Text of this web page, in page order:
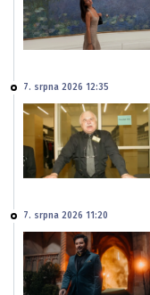
7. srpna 2026 12:35
7. srpna 2026 11:20